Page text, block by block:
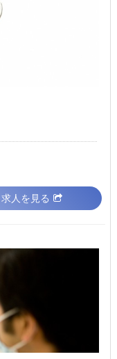
求人を見る